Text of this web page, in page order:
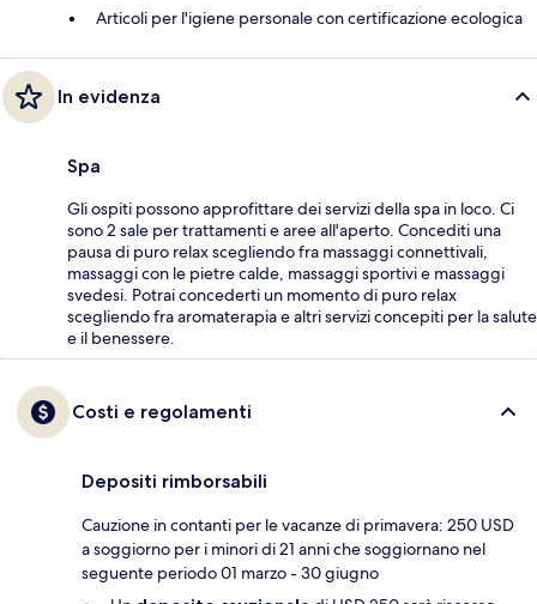
Articoli per l'igiene personale con certificazione ecologica
In evidenza
Spa
Gli ospiti possono approfittare dei servizi della spa in loco. Ci
sono 2 sale per trattamenti e aree all'aperto. Concediti una
pausa di puro relax scegliendo fra massaggi connettivali,
massaggi con le pietre calde, massaggi sportivi e massaggi
svedesi. Potrai concederti un momento di puro relax
scegliendo fra aromaterapia e altri servizi concepiti per la salute
e il benessere.
Costi e regolamenti
Depositi rimborsabili
Cauzione in contanti per le vacanze di primavera: 250 USD
a soggiorno per i minori di 21 anni che soggiornano nel
seguente periodo 01 marzo - 30 giugno